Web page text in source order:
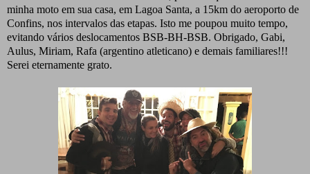
minha moto em sua casa, em Lagoa Santa, a 15km do aeroporto de
Confins, nos intervalos das etapas. Isto me poupou muito tempo,
evitando vários deslocamentos BSB-BH-BSB. Obrigado, Gabi,
Aulus, Miriam, Rafa (argentino atleticano) e demais familiares!!!
Serei eternamente grato.